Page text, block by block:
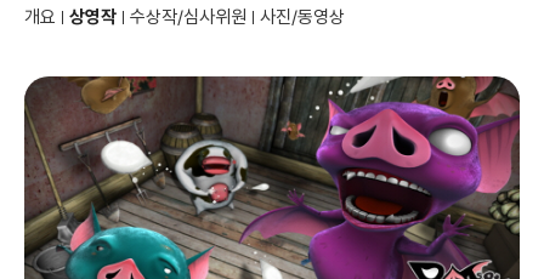
개요 상영작 수상작/심사위원 사진/동영상